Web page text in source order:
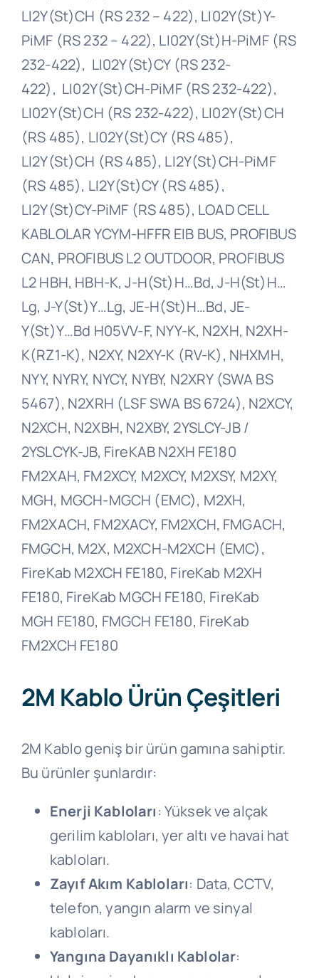
LI2Y(St)CH (RS 232 – 422), LI02Y(St)Y-
PiMF (RS 232 – 422), LI02Y(St)H-PiMF (RS
232-422), LI02Y(St)CY (RS 232-
422), LI02Y(St)CH-PiMF (RS 232-422),
LI02Y(St)CH (RS 232-422), LI02Y(St)CH
(RS 485), LI02Y(St)CY (RS 485),
LI2Y(St)CH (RS 485), LI2Y(St)CH-PiMF
(RS 485), LI2Y(St)CY (RS 485),
LI2Y(St)CY-PiMF (RS 485), LOAD CELL
KABLOLAR YCYM-HFFR EIB BUS, PROFIBUS
CAN, PROFIBUS L2 OUTDOOR, PROFIBUS
L2 HBH, HBH-K, J-H(St)H…Bd, J-H(St)H…
Lg, J-Y(St)Y…Lg, JE-H(St)H…Bd, JE-
Y(St)Y…Bd H05VV-F, NYY-K, N2XH, N2XH-
K(RZ1-K), N2XY, N2XY-K (RV-K), NHXMH,
NYY, NYRY, NYCY, NYBY, N2XRY (SWA BS
5467), N2XRH (LSF SWA BS 6724), N2XCY,
N2XCH, N2XBH, N2XBY, 2YSLCY-JB /
2YSLCYK-JB, FireKAB N2XH FE180
FM2XAH, FM2XCY, M2XCY, M2XSY, M2XY,
MGH, MGCH-MGCH (EMC), M2XH,
FM2XACH, FM2XACY, FM2XCH, FMGACH,
FMGCH, M2X, M2XCH-M2XCH (EMC),
FireKab M2XCH FE180, FireKab M2XH
FE180, FireKab MGCH FE180, FireKab
MGH FE180, FMGCH FE180, FireKab
FM2XCH FE180
2M Kablo Ürün Çeşitleri
2M Kablo geniş bir ürün gamına sahiptir.
Bu ürünler şunlardır:
Enerji Kabloları: Yüksek ve alçak
gerilim kabloları, yer altı ve havai hat
kabloları.
Zayıf Akım Kabloları: Data, CCTV,
telefon, yangın alarm ve sinyal
kabloları.
Yangına Dayanıklı Kablolar: